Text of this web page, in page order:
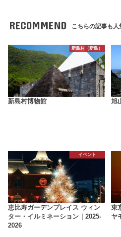
RECOMMEND こちらの記事も人
新島村（新島）
新島村博物館 旭
イベント
恵比寿ガーデンプレイス ウィン
ター・イルミネーション｜2025-
2026
東
ヤ